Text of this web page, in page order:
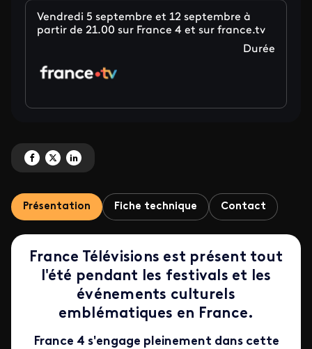
Vendredi 5 septembre et 12 septembre à
partir de 21.00 sur France 4 et sur france.tv
Durée
Partagez 'Soirée spéciale Golden Coast Festival !' sur Facebook
Partagez 'Soirée spéciale Golden Coast Festival !' sur X
Partagez 'Soirée spéciale Golden Coast Festival !' sur LinkedIn
Présentation Fiche technique Contact
France Télévisions est présent tout
l'été pendant les festivals et les
événements culturels
emblématiques en France.
France 4 s'engage pleinement dans cette